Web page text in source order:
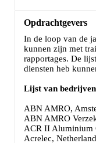
Opdrachtgevers
In de loop van de
kunnen zijn met
rapportages. De
diensten heb
Lijst van
ABN AMRO,
ABN AMRO
ACR II Aluminium
Acrelec,